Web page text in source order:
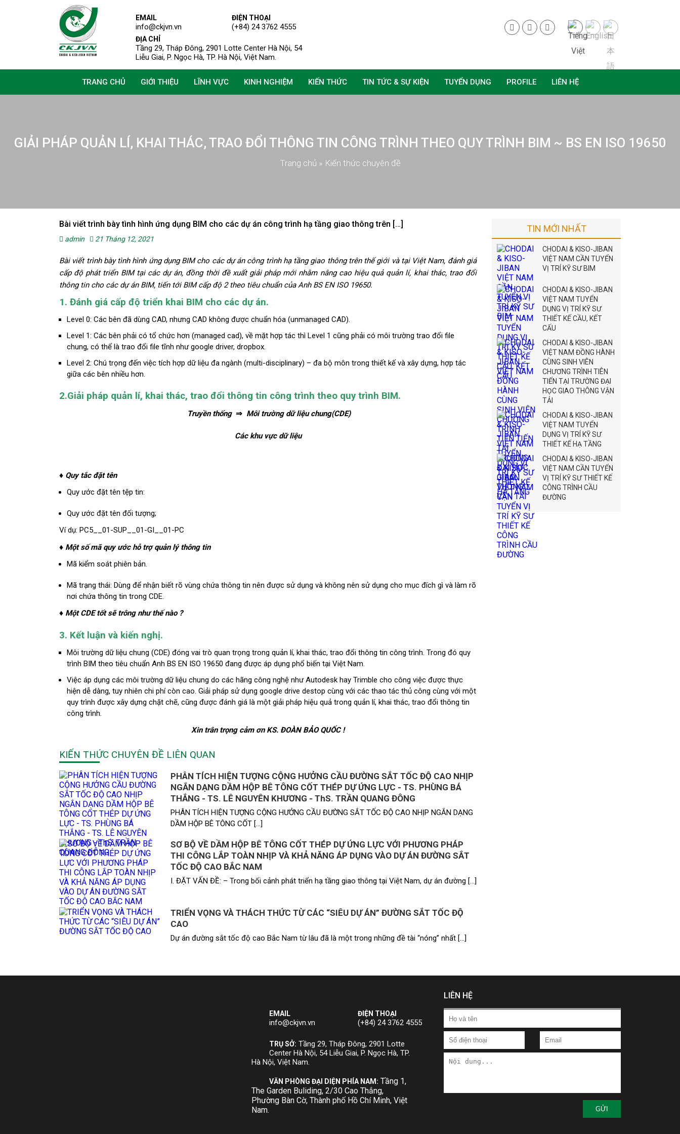
EMAIL
info@ckjvn.vn
ĐIỆN THOẠI
(+84) 24 3762 4555
ĐỊA CHỈ
Tầng 29, Tháp Đông, 2901 Lotte Center Hà Nội, 54
Liễu Giai, P. Ngọc Hà, TP. Hà Nội, Việt Nam.
TRANG CHỦ GIỚI THIỆU LĨNH VỰC KINH NGHIỆM KIẾN THỨC TIN TỨC & SỰ KIỆN TUYỂN DỤNG PROFILE LIÊN HỆ
GIẢI PHÁP QUẢN LÍ, KHAI THÁC, TRAO ĐỔI THÔNG TIN CÔNG TRÌNH THEO QUY TRÌNH BIM ~ BS EN ISO 19650
Trang chủ » Kiến thức chuyên đề
Bài viết trình bày tình hình ứng dụng BIM cho các dự án công trình hạ tầng giao thông trên […]
admin 21 Tháng 12, 2021
Bài viết trình bày tình hình ứng dụng BIM cho các dự án công trình hạ tầng giao thông trên thế giới vàtại Việt Nam, đánh giá
cấp độ phát triển BIM tại các dự án, đồng thời đề xuất giải pháp mới nhằm nâng cao hiệu quả quản lí, khai thác, trao đổi
thông tin cho các dự án BIM, tiến tới BIMcấp độ 2 theo tiêu chuẩn của AnhBS EN ISO 19650.
1. Đánh giá cấp độ triển khai BIM cho các dự án.
Level 0: Các bên đã dùng CAD, nhưng CAD không được chuẩn hóa (unmanaged CAD).
Level 1: Các bên phải có tổ chức hơn (managed cad), về mặt hợp tác thì Level 1 cũng phải có môi trường trao đổi file
chung, có thể là trao đổi file tĩnh như google driver, dropbox.
Level 2: Chú trọng đến việc tích hợp dữ liệu đa ngành (multi-disciplinary) – đa bộ môn trong thiết kế và xây dựng, hợp tác
giữa các bên nhiều hơn.
2.Giải pháp quản lí, khai thác, trao đổi thông tin công trình theo quy trình BIM.
Truyền thống ⇒ Môi trường dữ liệu chung(CDE)
Các khu vực dữ liệu
♦ Quy tắc đặt tên
Quy ước đặt tên tệp tin:
Quy ước đặt tên đối tượng;
Ví dụ: PC5__01-SUP__01-GI__01-PC
♦ Một số mã quy ước hỗ trợ quản lý thông tin
Mã kiểm soát phiên bản.
Mã trạng thái: Dùng để nhận biết rõ vùng chứa thông tin nên được sử dụng và không nên sử dụng cho mục đích gì và làm rõ
nơi chứa thông tin trong CDE.
♦ Một CDE tốt sẽ trông như thế nào ?
3. Kết luận và kiến nghị.
Môi trường dữ liệu chung (CDE) đóng vai trò quan trọng trong quản lí, khai thác, trao đổi thông tin công trình. Trong đó quy
trình BIM theo tiêu chuẩn Anh BS EN ISO 19650 đang được áp dụng phổ biến tại Việt Nam.
Việc áp dụng các môi trường dữ liệu chung do các hãng công nghệ như Autodesk hay Trimble cho công việc được thực
hiện dễ dàng, tuy nhiên chi phí còn cao. Giải pháp sử dụng google drive destop cùng với các thao tác thủ công cùng với một
quy trình được xây dựng chặt chẽ, cũng được đánh giá là một giải pháp hiệu quả trong quản lí, khai thác, trao đổi thông tin
công trình.
Xin trân trọng cảm ơn KS. ĐOÀN BẢO QUỐC !
KIẾN THỨC CHUYÊN ĐỀ LIÊN QUAN
PHÂN TÍCH HIỆN TƯỢNG CỘNG HƯỞNG CẦU ĐƯỜNG SẮT TỐC ĐỘ CAO NHỊP
NGẮN DẠNG DẦM HỘP BÊ TÔNG CỐT THÉP DỰ ỨNG LỰC - TS. PHÙNG BÁ
THẮNG - TS. LÊ NGUYÊN KHƯƠNG - ThS. TRẦN QUANG ĐÔNG
PHÂN TÍCH HIỆN TƯỢNG CỘNG HƯỞNG CẦU ĐƯỜNG SẮT TỐC ĐỘ CAO NHỊP NGẮN DẠNG
DẦM HỘP BÊ TÔNG CỐT […]
SƠ BỘ VỀ DẦM HỘP BÊ TÔNG CỐT THÉP DỰ ỨNG LỰC VỚI PHƯƠNG PHÁP
THI CÔNG LẮP TOÀN NHỊP VÀ KHẢ NĂNG ÁP DỤNG VÀO DỰ ÁN ĐƯỜNG SẮT
TỐC ĐỘ CAO BẮC NAM
I. ĐẶT VẤN ĐỀ: – Trong bối cảnh phát triển hạ tầng giao thông tại Việt Nam, dự án đường […]
TRIỂN VỌNG VÀ THÁCH THỨC TỪ CÁC “SIÊU DỰ ÁN” ĐƯỜNG SẮT TỐC ĐỘ
CAO
Dự án đường sắt tốc độ cao Bắc Nam từ lâu đã là một trong những đề tài “nóng” nhất […]
TIN MỚI NHẤT
CHODAI & KISO-JIBAN
VIỆT NAM CẦN TUYỂN
VỊ TRÍ KỸ SƯ BIM
CHODAI & KISO-JIBAN
VIỆT NAM TUYỂN
DỤNG VỊ TRÍ KỸ SƯ
THIẾT KẾ CẦU, KẾT
CẤU
CHODAI & KISO-JIBAN
VIỆT NAM ĐỒNG HÀNH
CÙNG SINH VIÊN
CHƯƠNG TRÌNH TIÊN
TIẾN TẠI TRƯỜNG ĐẠI
HỌC GIAO THÔNG VẬN
TẢI
CHODAI & KISO-JIBAN
VIỆT NAM TUYỂN
DỤNG VỊ TRÍ KỸ SƯ
THIẾT KẾ HẠ TẦNG
CHODAI & KISO-JIBAN
VIỆT NAM CẦN TUYỂN
VỊ TRÍ KỸ SƯ THIẾT KẾ
CÔNG TRÌNH CẦU
ĐƯỜNG
EMAIL
info@ckjvn.vn
ĐIỆN THOẠI
(+84) 24 3762 4555
TRỤ SỞ: Tầng 29, Tháp Đông, 2901 Lotte
Center Hà Nội, 54 Liễu Giai, P. Ngọc Hà, TP.
Hà Nội, Việt Nam.
VĂN PHÒNG ĐẠI DIỆN PHÍA NAM: Tầng 1,
The Garden Buliding, 2/30 Cao Thắng,
Phường Bàn Cờ, Thành phố Hồ Chí Minh, Việt
Nam.
LIÊN HỆ
GỬI